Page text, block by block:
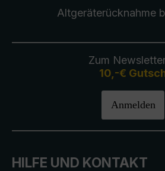
Altgeräterücknahme
Zum
10,-€
Anmelden
HILFE UND KONTAKT